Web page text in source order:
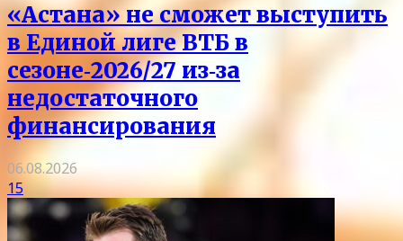
«Астана» не сможет выступить
в Единой лиге ВТБ в
сезоне‑2026/27 из‑за
недостаточного
финансирования
06.08.2026
15